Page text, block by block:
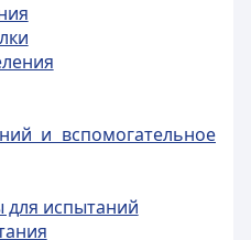
и вспомогательное
для испытаний